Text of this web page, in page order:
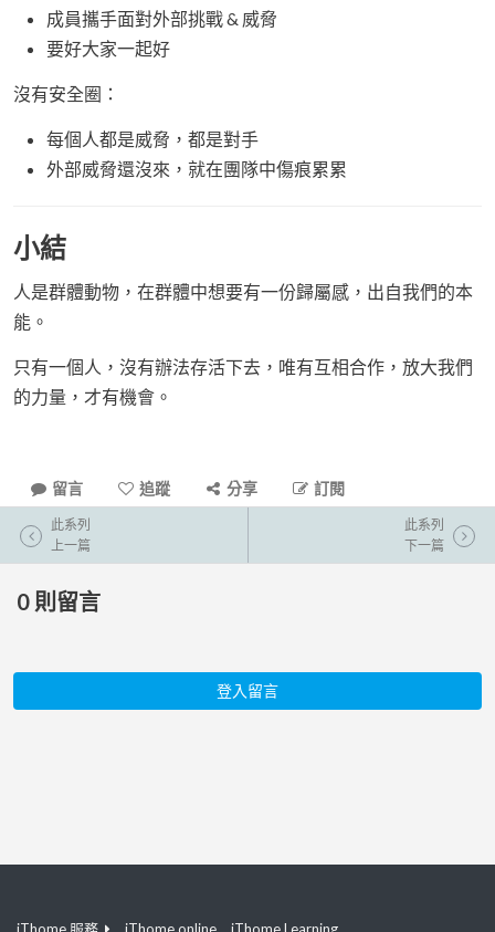
成員攜手面對外部挑戰 & 威脅
要好大家一起好
沒有安全圈：
每個人都是威脅，都是對手
外部威脅還沒來，就在團隊中傷痕累累
小結
人是群體動物，在群體中想要有一份歸屬感，出自我們的本
能。
只有一個人，沒有辦法存活下去，唯有互相合作，放大我們
的力量，才有機會。
留言 追蹤 分享 訂閱
此系列
上一篇
此系列
下一篇
0 則留言
登入留言